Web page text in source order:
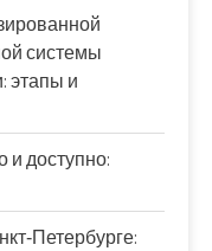
системы
этапы и
и доступно: